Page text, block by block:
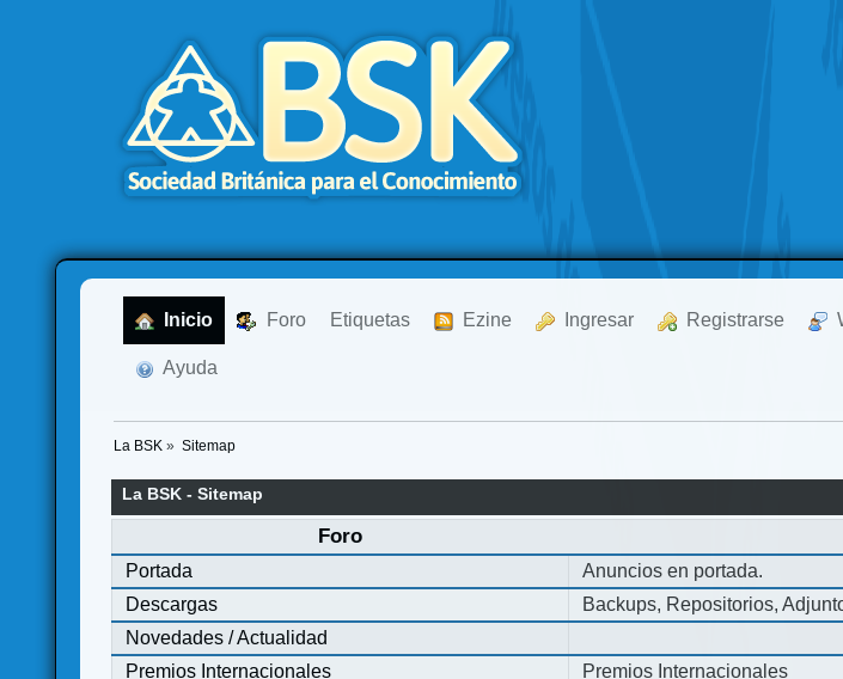
Inicio Foro Etiquetas Ezine Ingresar Registrarse
Ayuda
La BSK » Sitemap
La BSK - Sitemap
Foro
Portada Anuncios en portada.
Descargas
Backups, Repositorios,
Novedades / Actualidad
Premios Internacionales
Premios Internacionales